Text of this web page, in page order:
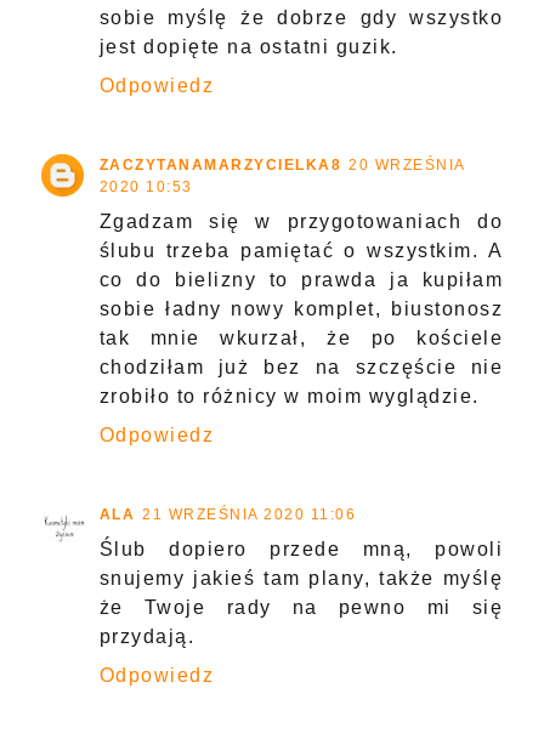
sobie myślę że dobrze gdy wszystko
jest dopięte na ostatni guzik.
Odpowiedz
ZACZYTANAMARZYCIELKA8 20 WRZEŚNIA
2020 10:53
Zgadzam się w przygotowaniach do
ślubu trzeba pamiętać o wszystkim. A
co do bielizny to prawda ja kupiłam
sobie ładny nowy komplet, biustonosz
tak mnie wkurzał, że po kościele
chodziłam już bez na szczęście nie
zrobiło to różnicy w moim wyglądzie.
Odpowiedz
ALA 21 WRZEŚNIA 2020 11:06
Ślub dopiero przede mną, powoli
snujemy jakieś tam plany, także myślę
że Twoje rady na pewno mi się
przydają.
Odpowiedz